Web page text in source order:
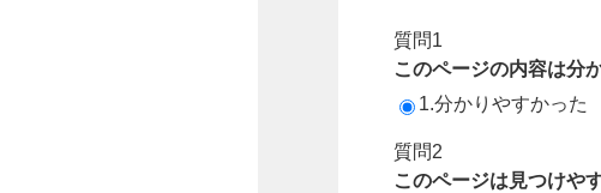
質問1
このページの内容は分
1.分かりやすかった
質問2
このページは見つけや